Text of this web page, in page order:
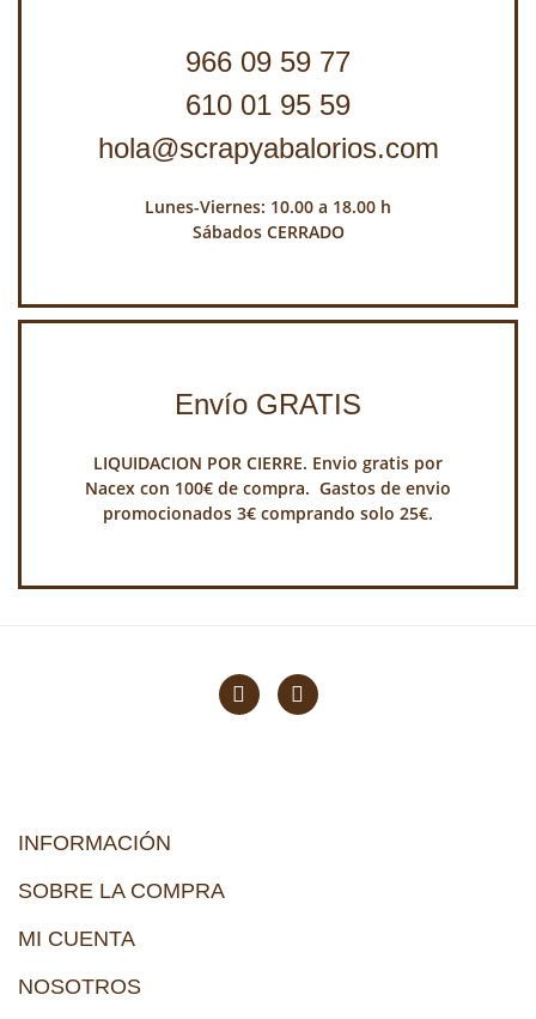
966 09 59 77
610 01 95 59
hola@scrapyabalorios.com
Lunes-Viernes: 10.00 a 18.00 h
Sábados CERRADO
Envío GRATIS
LIQUIDACION POR CIERRE. Envio gratis por
Nacex con 100€ de compra. Gastos de envio
promocionados 3€ comprando solo 25€.
INFORMACIÓN
SOBRE LA COMPRA
MI CUENTA
NOSOTROS